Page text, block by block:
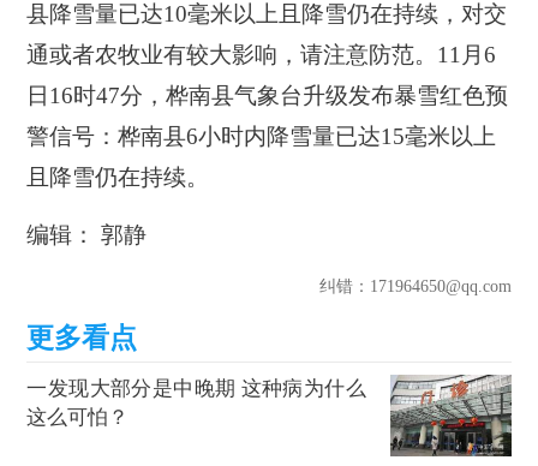
县降雪量已达10毫米以上且降雪仍在持续，对交
通或者农牧业有较大影响，请注意防范。11月6
日16时47分，桦南县气象台升级发布暴雪红色预
警信号：桦南县6小时内降雪量已达15毫米以上
且降雪仍在持续。
编辑： 郭静
纠错：171964650@qq.com
一发现大部分是中晚期 这种病为什么
这么可怕？